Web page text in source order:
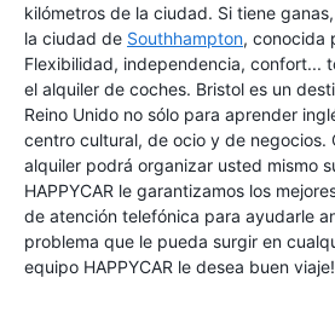
kilómetros de la ciudad. Si tiene
la ciudad de Southhampton, conocida
Flexibilidad, independencia, confort...
el alquiler de coches. Bristol es un
Reino Unido no sólo para aprender
centro cultural, de ocio y de negocios.
alquiler podrá organizar usted mismo
HAPPYCAR le garantizamos los
de atención telefónica para ayudarle
problema que le pueda surgir en
equipo HAPPYCAR le desea buen viaje!